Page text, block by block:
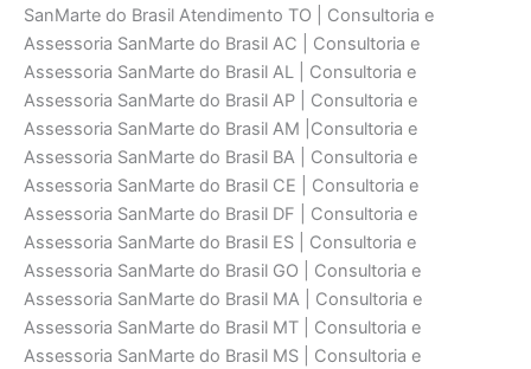
SanMarte do Brasil Atendimento TO | Consultoria e
Assessoria SanMarte do Brasil AC | Consultoria e
Assessoria SanMarte do Brasil AL | Consultoria e
Assessoria SanMarte do Brasil AP | Consultoria e
Assessoria SanMarte do Brasil AM |Consultoria e
Assessoria SanMarte do Brasil BA | Consultoria e
Assessoria SanMarte do Brasil CE | Consultoria e
Assessoria SanMarte do Brasil DF | Consultoria e
Assessoria SanMarte do Brasil ES | Consultoria e
Assessoria SanMarte do Brasil GO | Consultoria e
Assessoria SanMarte do Brasil MA | Consultoria e
Assessoria SanMarte do Brasil MT | Consultoria e
Assessoria SanMarte do Brasil MS | Consultoria e